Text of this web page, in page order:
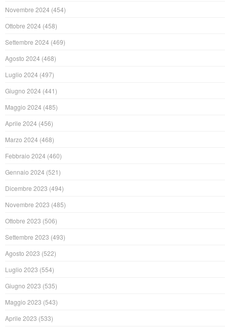
Novembre 2024 (454)
Ottobre 2024 (458)
Settembre 2024 (469)
Agosto 2024 (468)
Luglio 2024 (497)
Giugno 2024 (441)
Maggio 2024 (485)
Aprile 2024 (456)
Marzo 2024 (468)
Febbraio 2024 (460)
Gennaio 2024 (521)
Dicembre 2023 (494)
Novembre 2023 (485)
Ottobre 2023 (506)
Settembre 2023 (493)
Agosto 2023 (522)
Luglio 2023 (554)
Giugno 2023 (535)
Maggio 2023 (543)
Aprile 2023 (533)